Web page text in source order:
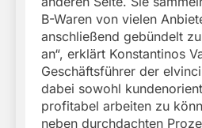
B-Waren von vielen
anschließend gebündelt
an“, erklärt Konstantinos
Geschäftsführer der
dabei sowohl
profitabel arbeiten zu
neben durchdachten